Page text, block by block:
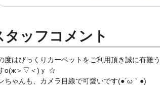
タッフコメント
度はびっくりカーペットをご利用頂き誠に有難
о(ж＞▽＜)ｙ ☆
ちゃんも、カメラ目線で可愛いです(●´ω｀●)